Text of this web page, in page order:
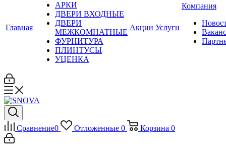
Главная
АРКИ
ДВЕРИ ВХОДНЫЕ
ДВЕРИ
МЕЖКОМНАТНЫЕ
ФУРНИТУРА
ПЛИНТУСЫ
УЦЕНКА
Акции Услуги
Компания
Сравнение0 Отложенные 0 Корзина 0